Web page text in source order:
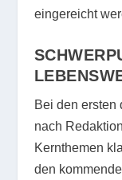
eingereicht
Bei den ersten
nach
Kernthemen
den